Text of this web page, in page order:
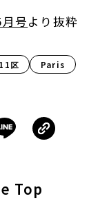
号より抜粋
区
Paris​
Top